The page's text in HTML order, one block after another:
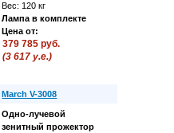
Вес: 120 кг
Лампа в комплекте
Цена от:
379 785 руб.
(3 617 у.е.)
March V-3008
Одно-лучевой
зенитный прожектор